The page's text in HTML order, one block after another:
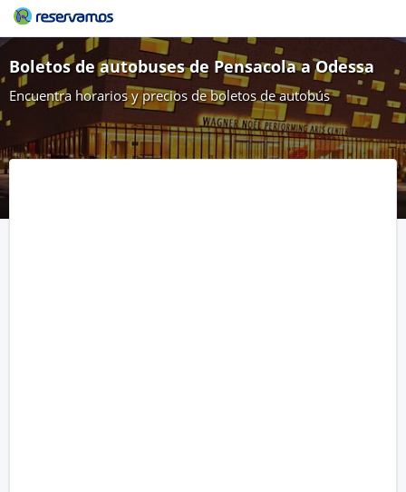
Boletos de autobuses de Pensacola a Odessa
Encuentra horarios y precios de boletos de autobús